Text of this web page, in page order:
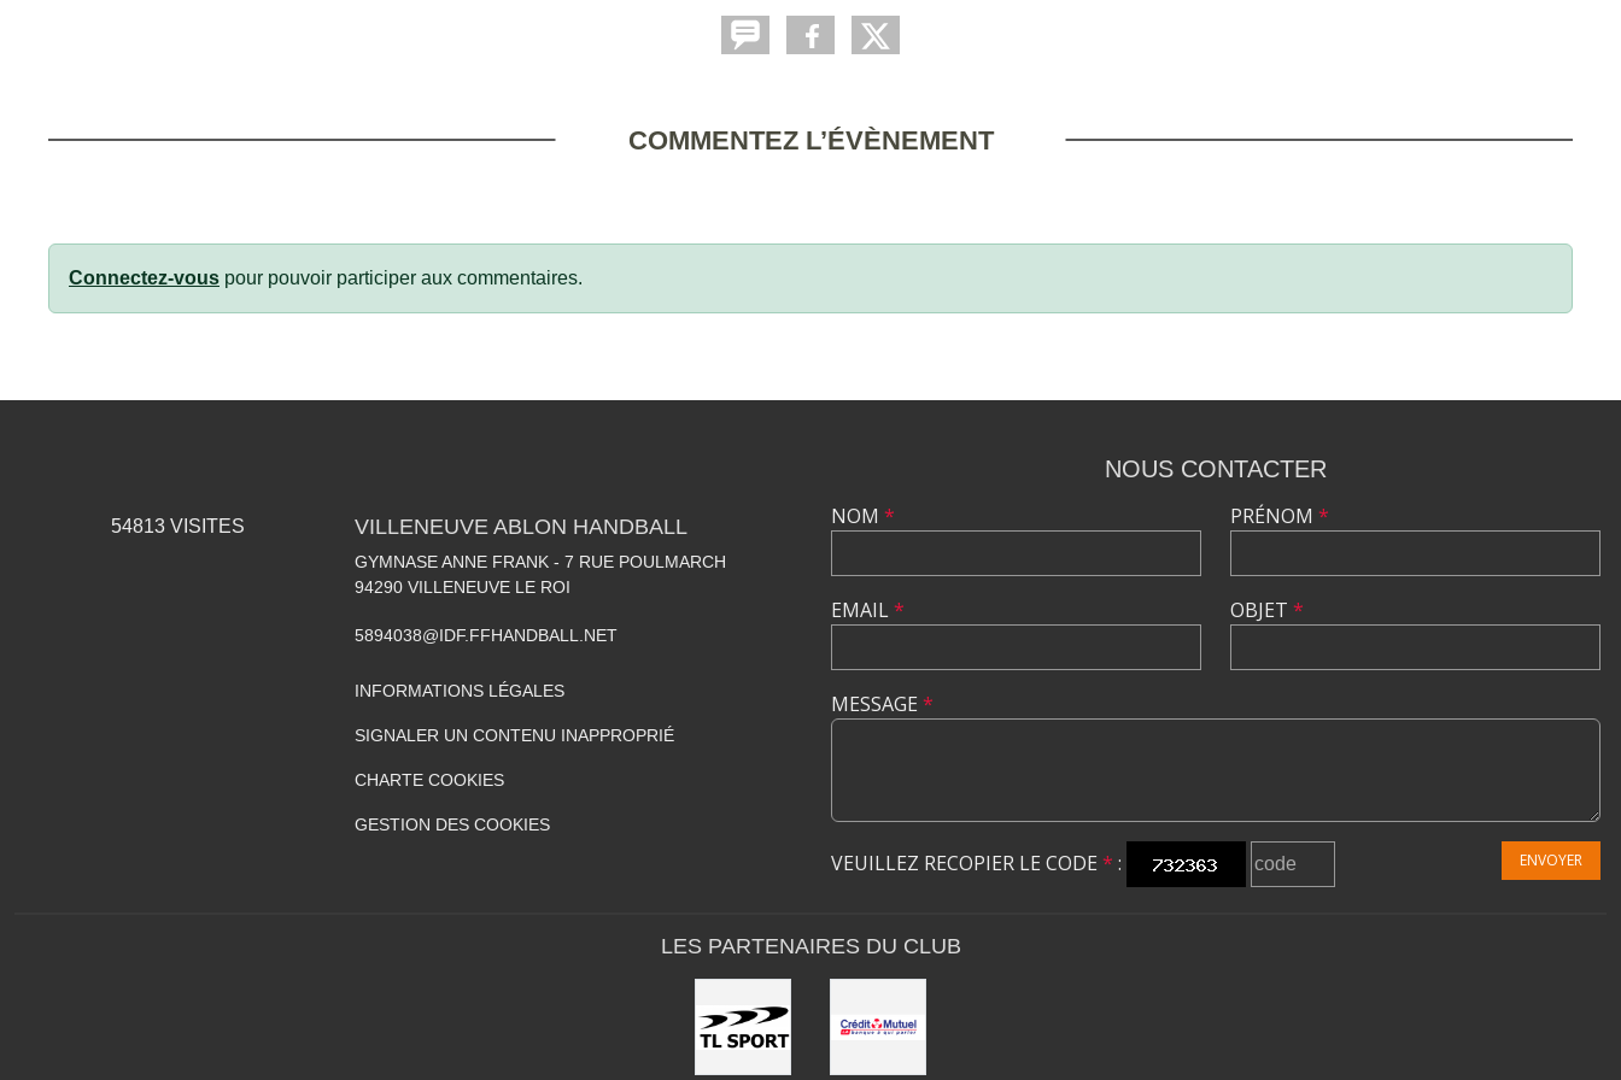
COMMENTEZ L’ÉVÈNEMENT
Connectez-vous pour pouvoir participer aux commentaires.
54813VISITES VILLENEUVE ABLON HANDBALL
GYMNASE ANNE FRANK - 7 RUE POULMARCH
94290 VILLENEUVE LE ROI
5894038@IDF.FFHANDBALL.NET
INFORMATIONS LÉGALES
SIGNALER UN CONTENU INAPPROPRIÉ
CHARTE COOKIES
GESTION DES COOKIES
NOUS CONTACTER
NOM *
EMAIL*
PRÉNOM *
OBJET *
MESSAGE *
VEUILLEZ RECOPIER LE CODE * : ENVOYER
LES PARTENAIRES DU CLUB